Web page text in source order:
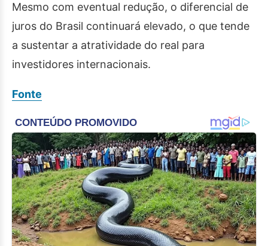
Mesmo com eventual redução, o diferencial de
juros do Brasil continuará elevado, o que tende
a sustentar a atratividade do real para
investidores internacionais.
Fonte